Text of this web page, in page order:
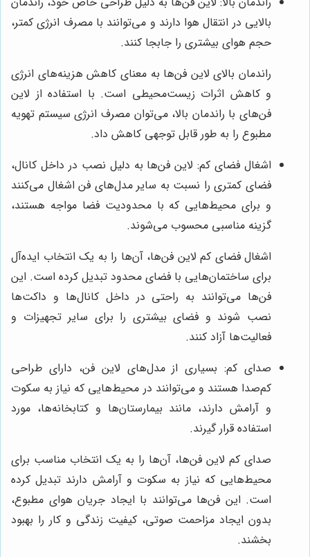
بالایی در انتقال هوا دارند و می‌توانند با مصرف انرژی کمتر،
حجم هوای بیشتری را جابجا کنند.
راندمان بالای لاین فن‌ها به معنای کاهش هزینه‌های انرژی
و کاهش اثرات زیست‌محیطی است. با استفاده از لاین
فن‌های با راندمان بالا، می‌توان مصرف انرژی سیستم تهویه
مطبوع را به طور قابل توجهی کاهش داد.
اشغال فضای کم: لاین فن‌ها به دلیل نصب در داخل کانال،
فضای کمتری را نسبت به سایر مدل‌های فن اشغال می‌کنند
و برای محیط‌هایی که با محدودیت فضا مواجه هستند،
گزینه مناسبی محسوب می‌شوند.
اشغال فضای کم لاین فن‌ها، آن‌ها را به یک انتخاب ایده‌آل
برای ساختمان‌هایی با فضای محدود تبدیل کرده است. این
فن‌ها می‌توانند به راحتی در داخل کانال‌ها و داکت‌ها
نصب شوند و فضای بیشتری را برای سایر تجهیزات و
فعالیت‌ها آزاد کنند.
صدای کم: بسیاری از مدل‌های لاین فن، دارای طراحی
کم‌صدا هستند و می‌توانند در محیط‌هایی که نیاز به سکوت
و آرامش دارند، مانند بیمارستان‌ها و کتابخانه‌ها، مورد
استفاده قرار گیرند.
صدای کم لاین فن‌ها، آن‌ها را به یک انتخاب مناسب برای
محیط‌هایی که نیاز به سکوت و آرامش دارند تبدیل کرده
است. این فن‌ها می‌توانند با ایجاد جریان هوای مطبوع،
بدون ایجاد مزاحمت صوتی، کیفیت زندگی و کار را بهبود
بخشند.